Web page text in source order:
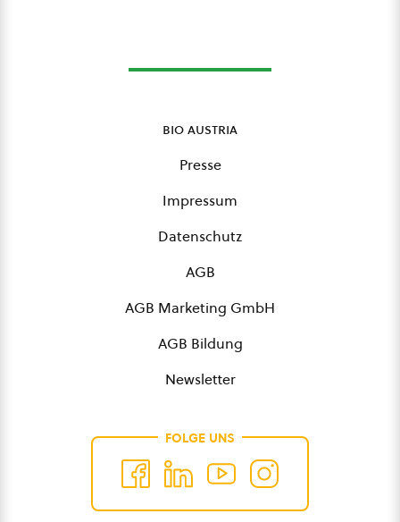
bio austria
Presse
Impressum
Datenschutz
AGB
AGB Marketing GmbH
AGB Bildung
Newsletter
FOLGE UNS